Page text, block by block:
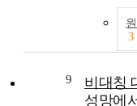
국의 전략
세계화와
을 일으키
의 발전은
간 이동을
were more
female
The
were
problem
3
9
비대칭
성망에